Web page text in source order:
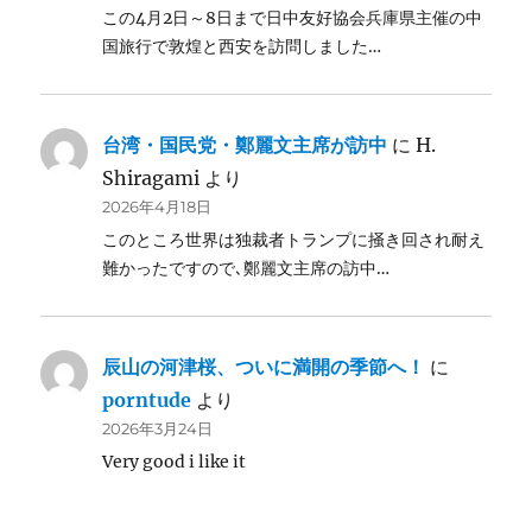
この4月2日～8日まで日中友好協会兵庫県主催の中
国旅行で敦煌と西安を訪問しました…
台湾・国民党・鄭麗文主席が訪中 にH.
Shiragami より
2026年4月18日
このところ世界は独裁者トランプに掻き回され耐え
難かったですので､鄭麗文主席の訪中…
辰山の河津桜、ついに満開の季節へ！ に
porntude より
2026年3月24日
Very good i like it